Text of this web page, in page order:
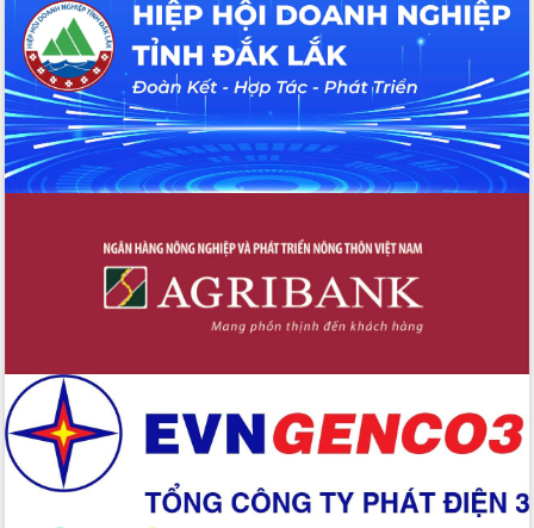
UBND tỉnh họp báo định kỳ tháng 4
năm 2026
Hội thảo khoa học “Giải pháp thúc đẩy
phát triển nền kinh tế xanh tại tỉnh
Đắk Lắk”
Tăng cường giám sát, đôn đốc thực
hiện nhiệm vụ quản lý tài sản công
công tác cải cách thủ tục hành chính
tại Trung tâm Phục vụ hành chính
Đắk Lắk: Tôn vinh 46 giải pháp tại Hội
Đắk Lắk rà soát, điều chỉnh Đề án 190
về phát triển nuôi trồng thủy sản
Phó Chủ tịch UBND tỉnh Đắk Lắk
Trương Công Thái kiểm tra thực địa
Dự án cao tốc Khánh Hòa - Buôn Ma